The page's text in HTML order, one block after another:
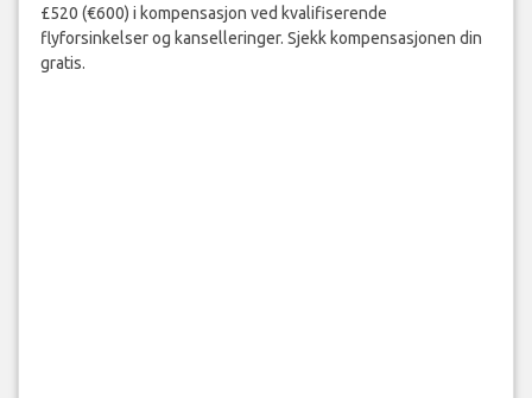
£520 (€600) i kompensasjon ved kvalifiserende
flyforsinkelser og kanselleringer. Sjekk kompensasjonen din
gratis.